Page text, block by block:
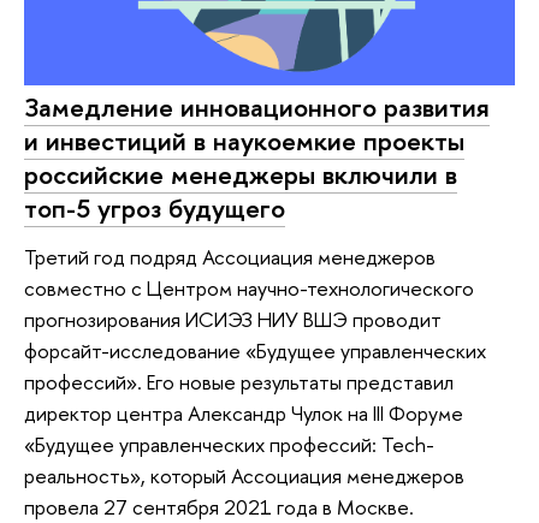
Замедление инновационного развития
и инвестиций в наукоемкие проекты
российские менеджеры включили в
топ-5 угроз будущего
Третий год подряд Ассоциация менеджеров
совместно с Центром научно-технологического
прогнозирования ИСИЭЗ НИУ ВШЭ проводит
форсайт-исследование «Будущее управленческих
профессий». Его новые результаты представил
директор центра Александр Чулок на III Форуме
«Будущее управленческих профессий: Tech-
реальность», который Ассоциация менеджеров
провела 27 сентября 2021 года в Москве.